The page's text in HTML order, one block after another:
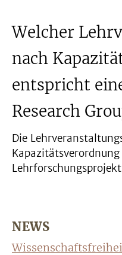
Welcher
nach
entspricht
Research
Die
NEWS